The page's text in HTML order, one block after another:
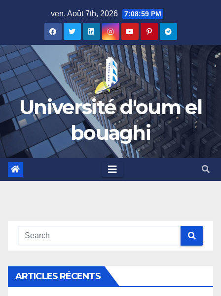
ven. Août 7th, 2026 7:08:59 PM
Université d'oum el
bouaghi
ARTICLES RÉCENTS